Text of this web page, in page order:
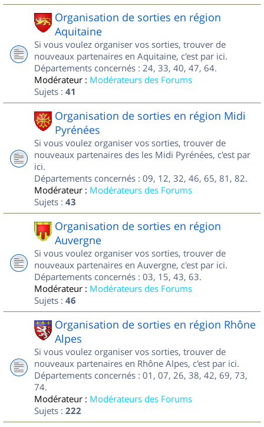
Organisation de sorties en région
Aquitaine
Si vous voulez organiser vos sorties, trouver de
nouveaux partenaires en Aquitaine, c'est par ici.
Départements concernés : 24, 33, 40, 47, 64.
Modérateur : Modérateurs des Forums
Sujets : 41
Organisation de sorties en région Midi
Pyrénées
Si vous voulez organiser vos sorties, trouver de
nouveaux partenaires des les Midi Pyrénées, c'est par
ici.
Départements concernés : 09, 12, 32, 46, 65, 81, 82.
Modérateur : Modérateurs des Forums
Sujets : 43
Organisation de sorties en région
Auvergne
Si vous voulez organiser vos sorties, trouver de
nouveaux partenaires en Auvergne, c'est par ici.
Départements concernés : 03, 15, 43, 63.
Modérateur : Modérateurs des Forums
Sujets : 46
Organisation de sorties en région Rhône
Alpes
Si vous voulez organiser vos sorties, trouver de
nouveaux partenaires en Rhône Alpes, c'est par ici.
Départements concernés : 01, 07, 26, 38, 42, 69, 73,
74.
Modérateur : Modérateurs des Forums
Sujets : 222